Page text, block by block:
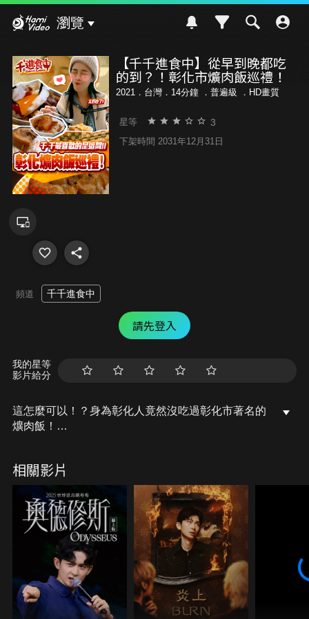
瀏覽
【千千進食中】從早到晚都吃
的到？！彰化市爌肉飯巡禮！
2021．台灣．14分鐘 ． 普遍級 ．HD畫質
星等 3
下架時間 2031年12月31日
頻道 千千進食中
請先登入
我的星等
影片給分
這怎麼可以！？身為彰化人竟然沒吃過彰化市著名的
爌肉飯！
相關影片